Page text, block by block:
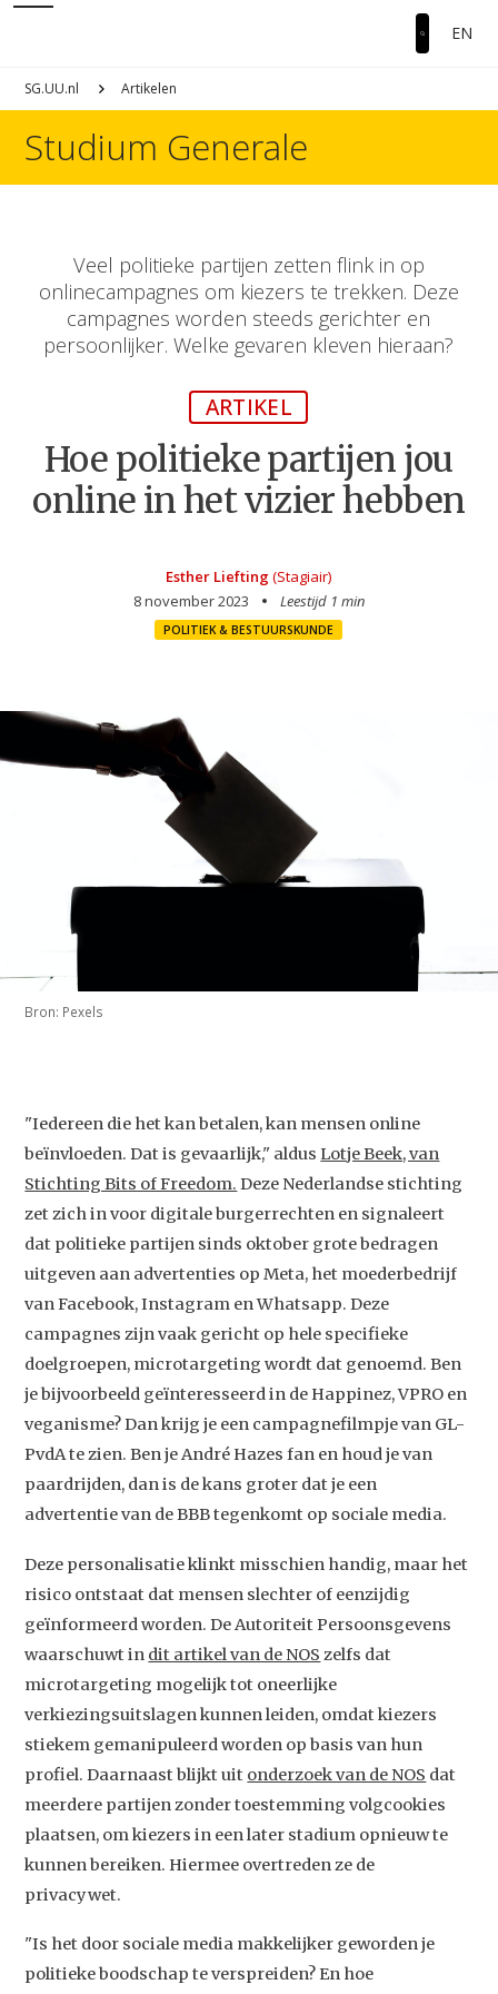
EN
SG.UU.nl Artikelen
Studium Generale
Veel politieke partijen zetten flink in op
onlinecampagnes om kiezers te trekken. Deze
campagnes worden steeds gerichter en
persoonlijker. Welke gevaren kleven hieraan?
ARTIKEL
Hoe politieke partijen jou
online in het vizier hebben
Esther Liefting(Stagiair)
8 november 2023
Leestijd 1 min
POLITIEK & BESTUURSKUNDE
Bron: Pexels
"Iedereen die het kan betalen, kan mensen online
beïnvloeden. Dat is gevaarlijk," aldusLotje Beek, van
Stichting Bits of Freedom. Deze Nederlandse stichting
zet zich in voor digitale burgerrechten en signaleert
dat politieke partijen sinds oktober grote bedragen
uitgeven aan advertenties op Meta, het moederbedrijf
van Facebook, Instagram en Whatsapp. Deze
campagnes zijn vaak gericht op hele specifieke
doelgroepen, microtargeting wordt dat genoemd. Ben
je bijvoorbeeld geïnteresseerd in de Happinez, VPRO en
veganisme? Dan krijg je een campagnefilmpje van GL-
PvdA te zien. Ben je André Hazes fan en houd je van
paardrijden, dan is de kans groter dat je een
advertentie van de BBB tegenkomt op sociale media.
Deze personalisatie klinkt misschien handig, maar het
risico ontstaat dat mensen slechter of eenzijdig
geïnformeerd worden. De Autoriteit Persoonsgevens
waarschuwt in dit artikel van de NOS zelfs dat
microtargeting mogelijk tot oneerlijke
verkiezingsuitslagen kunnen leiden, omdat kiezers
stiekem gemanipuleerd worden op basis van hun
profiel. Daarnaast blijkt uit onderzoek van de NOS dat
meerdere partijen zonder toestemming volgcookies
plaatsen, om kiezers in een later stadium opnieuw te
kunnen bereiken. Hiermee overtreden ze de
privacywet.
"Is het door sociale media makkelijker geworden je
politieke boodschap te verspreiden? En hoe